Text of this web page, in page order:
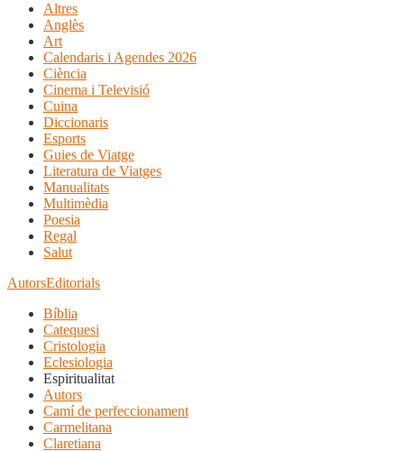
Altres
Anglès
Art
Calendaris i Agendes 2026
Ciència
Cinema i Televisió
Cuina
Diccionaris
Esports
Guies de Viatge
Literatura de Viatges
Manualitats
Multimèdia
Poesia
Regal
Salut
AutorsEditorials
Bíblia
Catequesi
Cristologia
Eclesiologia
Espiritualitat
Autors
Camí de perfeccionament
Carmelitana
Claretiana